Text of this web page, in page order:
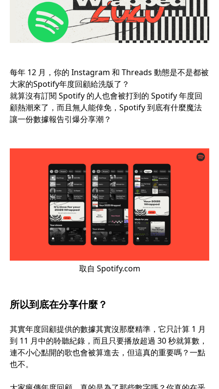
每年 12 月，你的 Instagram 和 Threads 動態是不是都被
大家的Spotify年度回顧給洗版了？
就算沒有訂閱 Spotify 的人也會被打到的 Spotify 年度回
顧熱潮來了，而且無人能倖免，Spotify 到底有什麼魔法
讓一份數據報告引爆分享潮？
取自 Spotify.com
所以到底在分享什麼？
其實年度回顧提供的數據其實沒那麼精準，它只計算 1 月
到 11 月中的聆聽紀錄，而且只要播放超過 30 秒就算數，
連不小心點開的歌也會被算進去，但這真的重要嗎？一點
也不。